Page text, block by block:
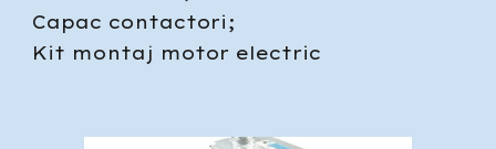
Capac contactori;
Kit montaj motor electric